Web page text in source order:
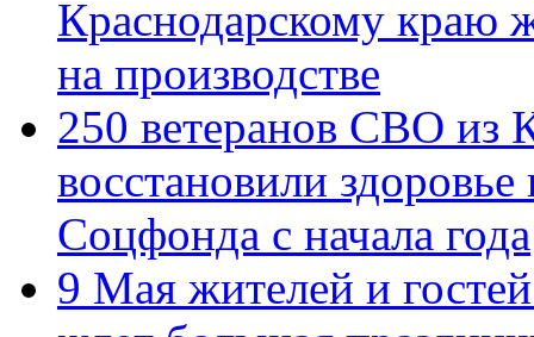
Краснодарскому краю
на производстве
250 ветеранов СВО из
восстановили
Соцфонда с начала года
9 Мая жителей и